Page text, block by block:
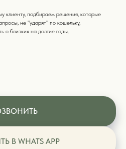
клиенту, подбираем решения, которые
не "ударят" по кошельку,
о близких на долгие годы.
В WHATS APP